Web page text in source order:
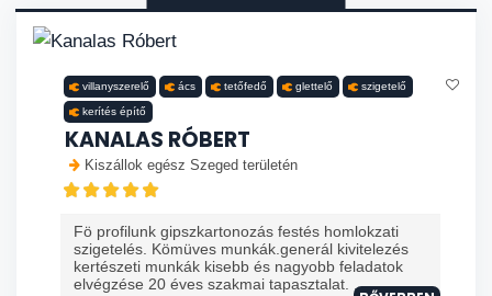
villanyszerelő ács tetőfedő glettelő szigetelő
kerítés építő
KANALAS RÓBERT
Kiszállok egész Szeged területén
Fö profilunk gipszkartonozás festés homlokzati
szigetelés. Kömüves munkák.generál kivitelezés
kertészeti munkák kisebb és nagyobb feladatok
elvégzése 20 éves szakmai tapasztalat. ...